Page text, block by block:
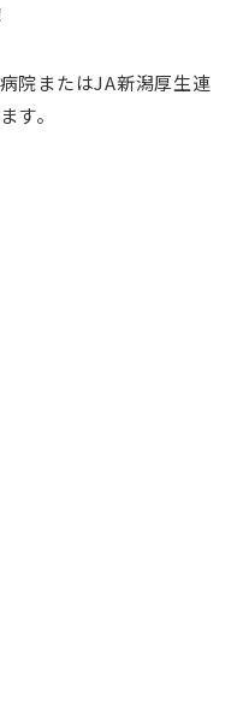
院またはJA新潟厚生連
す。